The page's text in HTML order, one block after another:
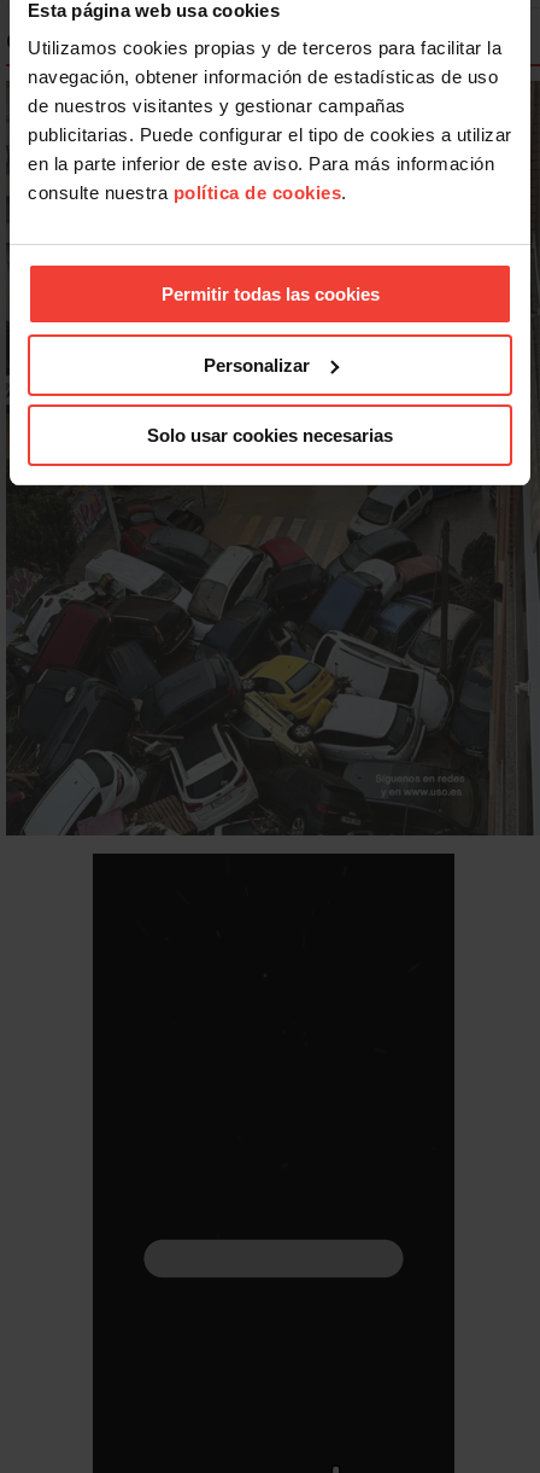
Esta página web usa cookies
Utilizamos cookies propias y de terceros para facilitar la
navegación, obtener información de estadísticas de uso
de nuestros visitantes y gestionar campañas
publicitarias. Puede configurar el tipo de cookies a utilizar
en la parte inferior de este aviso. Para más información
consulte nuestra política de cookies.
Permitir todas las cookies
Personalizar
Solo usar cookies necesarias
CAMPAÑAS SALUD LABORAL